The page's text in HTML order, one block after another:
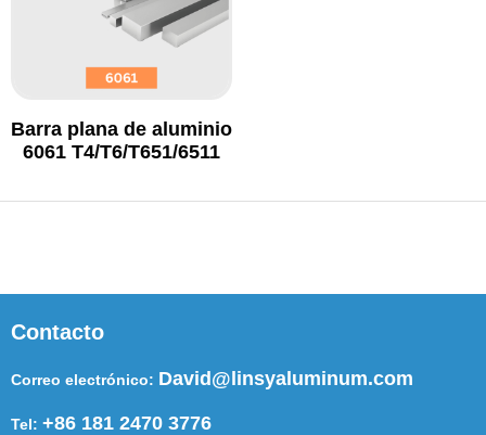
Barra plana de aluminio
6061 T4/T6/T651/6511
Contacto
Correo electrónico: David@linsyaluminum.com
Tel: +86 181 2470 3776